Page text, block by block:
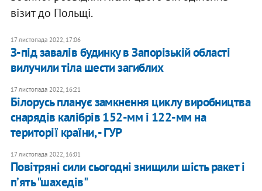
візит до Польщі.
17 листопада 2022, 17:06
З-під завалів будинку в Запорізькій області
вилучили тіла шести загиблих
17 листопада 2022, 16:21
Білорусь планує замкнення циклу виробництва
снарядів калібрів 152-мм і 122-мм на
території країни, - ГУР
17 листопада 2022, 16:01
Повітряні сили сьогодні знищили шість ракет і
пʼять "шахедів"